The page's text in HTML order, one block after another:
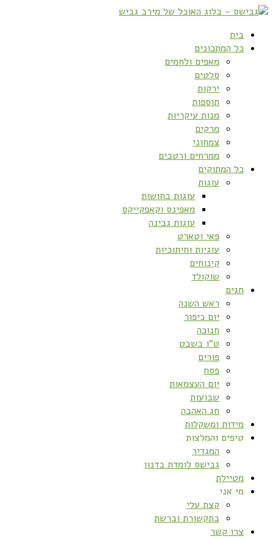
בית
כל המתכונים
מאפים ולחמים
סלטים
ירקות
תוספות
מנות עיקריות
מרקים
צמחוני
ממרחים ורטבים
כל המתוקים
עוגות
עוגות בחושות
מאפינס וקאפקייקס
עוגות גבינה
פאי וטארט
עוגיות וחיתוכיות
קינוחים
שוקולד
חגים
ראש השנה
יום כיפור
חנוכה
ט”ו בשבט
פורים
פסח
יום העצמאות
שבועות
חג האהבה
מידות ומשקלות
טיפים והמלצות
המגדיר
גבישס לומדת בדנון
מטיילת
מי אני
קצת עלי
בתקשורת וברשת
צרו קשר